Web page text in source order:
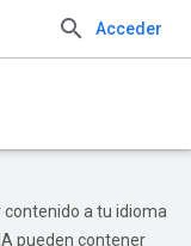
Acceder
a tu idioma
pueden contener